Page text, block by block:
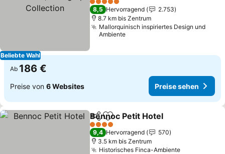
Beliebte Wahl
Collection
5 Sterne
8,5 Hervorragend
2.753
8.7 km bis Zentrum
Mallorquinisch inspiriertes Design und
Ambiente
Ab 186 €
Preise von 6 Websites Preise sehen
TeilenZu Favoriten hinzufügen
Bennoc Petit Hotel
4 Sterne
9,4 Hervorragend
570
3.5 km bis Zentrum
Historisches Finca-Ambiente